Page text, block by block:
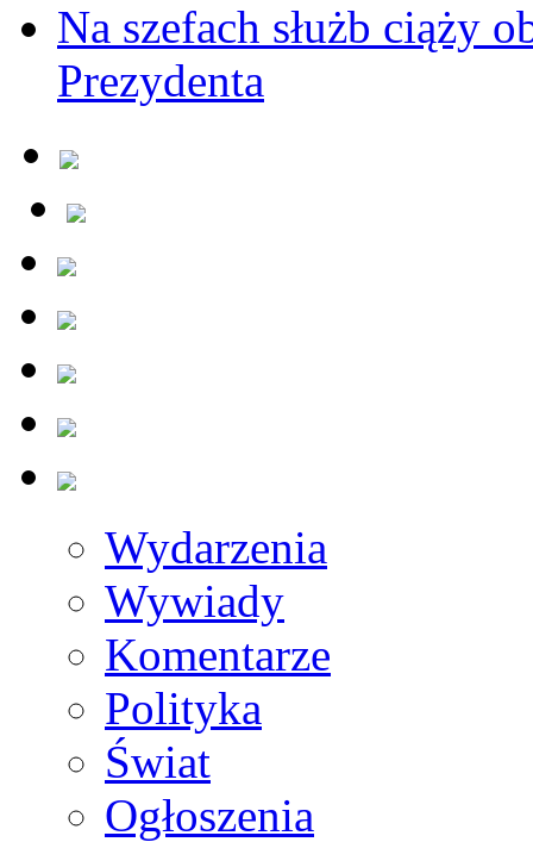
Na szefach służb ciąży
Prezydenta
Wydarzenia
Wywiady
Komentarze
Polityka
Świat
Ogłoszenia